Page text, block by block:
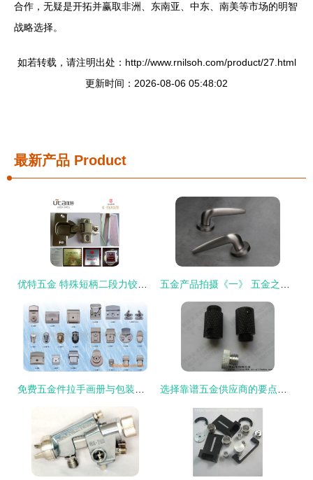
合作，无疑是开拓并赢取非洲、东南亚、中东、南美等市场的明智
战略选择。
如若转载，请注明出处：http://www.rnilsoh.com/product/27.html
更新时间：2026-08-06 05:48:02
最新产品 Product